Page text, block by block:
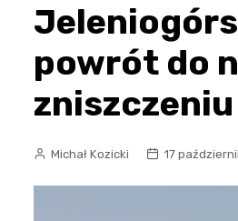
powrót do
zniszczeniu
Michał Kozicki 17